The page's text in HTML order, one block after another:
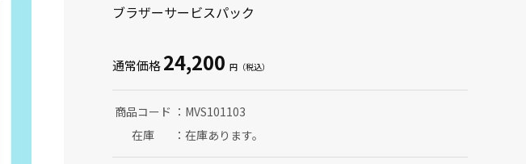
ブラザーサービスパック
通常価格24,200
商品コード
MVS101103
在庫
在庫あります。